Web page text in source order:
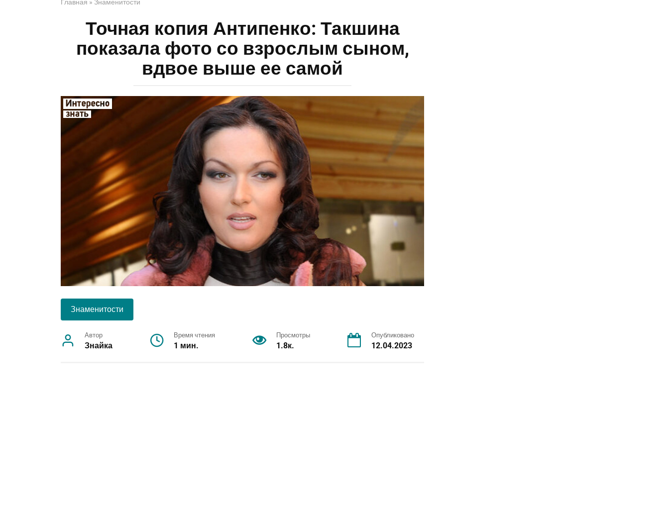
Главная » Знаменитости
Точная копия Антипенко: Такшина
показала фото со взрослым сыном,
вдвое выше ее самой
Знаменитости
Автор
Знайка
Время чтения
1 мин.
Просмотры
1.8к.
Опубликовано
12.04.2023